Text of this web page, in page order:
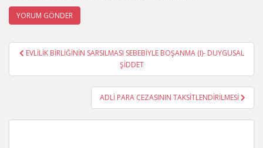
YazıEVLİLİK BİRLİĞİNİN SARSILMASI SEBEBİYLE BOŞANMA (I)- DUYGUSAL
ŞİDDET
ADLİ PARA CEZASININ TAKSİTLENDİRİLMESİ